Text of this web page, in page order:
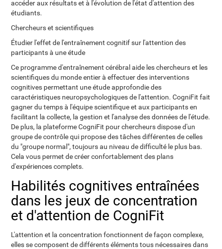
accéder aux résultats et à l'évolution de l'état d'attention des
étudiants.
Chercheurs et scientifiques
Étudier l'effet de l'entraînement cognitif sur l'attention des
participants à une étude
Ce programme d'entraînement cérébral aide les chercheurs et les
scientifiques du monde entier à effectuer des interventions
cognitives permettant une étude approfondie des
caractéristiques neuropsychologiques de l'attention. CogniFit fait
gagner du temps à l'équipe scientifique et aux participants en
facilitant la collecte, la gestion et l'analyse des données de l'étude.
De plus, la plateforme CogniFit pour chercheurs dispose d'un
groupe de contrôle qui propose des tâches différentes de celles
du "groupe normal", toujours au niveau de difficulté le plus bas.
Cela vous permet de créer confortablement des plans
d'expériences complets.
Habilités cognitives entraînées
dans les jeux de concentration
et d'attention de CogniFit
L'attention et la concentration fonctionnent de façon complexe,
elles se composent de différents éléments tous nécessaires dans